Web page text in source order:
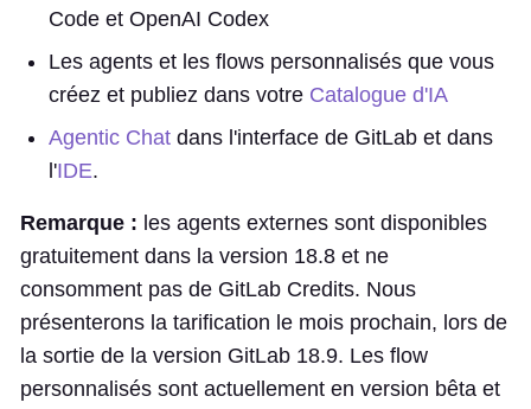
Code et OpenAI Codex
Les agents et les flows personnalisés que vous
créez et publiez dans votre Catalogue d'IA
Agentic Chat dans l'interface de GitLab et dans
l'IDE.
Remarque : les agents externes sont disponibles
gratuitement dans la version 18.8 et ne
consomment pas de GitLab Credits. Nous
présenterons la tarification le mois prochain, lors de
la sortie de la version GitLab 18.9. Les flow
personnalisés sont actuellement en version bêta et